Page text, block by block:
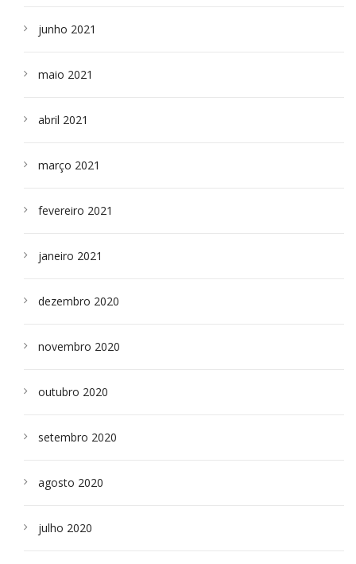
junho 2021
maio 2021
abril 2021
março 2021
fevereiro 2021
janeiro 2021
dezembro 2020
novembro 2020
outubro 2020
setembro 2020
agosto 2020
julho 2020